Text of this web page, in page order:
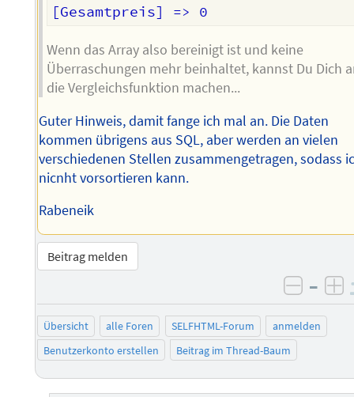
Wenn das Array also bereinigt ist und keine
Überraschungen mehr beinhaltet, kannst Du Dich
die Vergleichsfunktion machen...
Guter Hinweis, damit fange ich mal an. Die Daten
kommen übrigens aus SQL, aber werden an vielen
verschiedenen Stellen zusammengetragen, sodass
nicnht vorsortieren kann.
Rabeneik
Beitrag melden
–
Übersicht alle Foren SELFHTML-Forum
anmelden
Benutzerkonto erstellen
Beitrag im Thread-Baum